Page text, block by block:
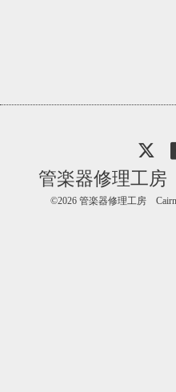
管楽器修理工房
©2026 管楽器修理工房 Cairn